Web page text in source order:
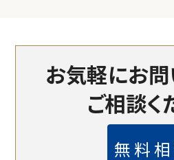
お気軽にお問
ご相談く
無料